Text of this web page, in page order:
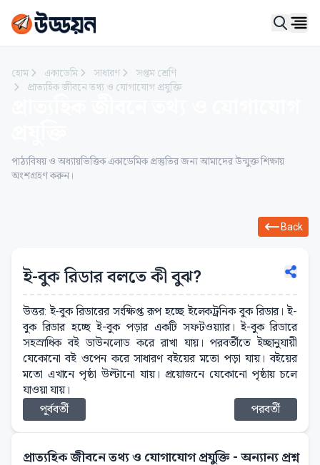
হোম একাডেমি সাধারণ
সপ্তম শ্রেণি
প্রাত্যহিক জীবনে তথ্য ও যোগাযোগ প্রযুক্তি
পাঠ্যবিষয় ও অধ্যায়ভিত্তিক একাডেমিক প্রস্তুতির জন্য আমাদের উন্মুক্ত শিক্ষায়
অংশগ্রহণ করুন।
Back
ই-বুক রিডার বলতে কী বুঝ?
উত্তর: ই-বুক রিডারের সংক্ষিপ্ত রূপ হচ্ছে ইলেকট্রনিক বুক রিডার। ই-
বুক রিডার হচ্ছে ই-বুক পড়ার একটি সফটওয়‍্যার। ই-বুক রিডারে
সহস্রাধিক বই ডাউনলোড করে রাখা যায়। পরবর্তীতে ইচ্ছানুযায়ী
যেকোনো বই ওপেন করে সাধারণ বইয়ের মতো পড়া যায়। বইয়ের
মতো এখানে পৃষ্ঠা উল্টানো যায়। প্রয়োজনে যেকোনো পৃষ্ঠায় চলে
যাওয়া যায়।
পূর্ববর্তী
পরবর্তী
প্রাত্যহিক জীবনে তথ্য ও যোগাযোগ প্রযুক্তি - অন্যান্য প্রশ্ন